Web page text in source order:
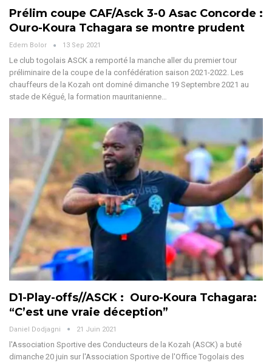
Prélim coupe CAF/Asck 3-0 Asac Concorde :
Ouro-Koura Tchagara se montre prudent
Edem Bolor 13 Sep 2021
Le club togolais ASCK a remporté la manche aller du premier tour
préliminaire de la coupe de la confédération saison 2021-2022. Les
chauffeurs de la Kozah ont dominé dimanche 19 Septembre 2021 au
stade de Kégué, la formation mauritanienne…
D1-Play-offs//ASCK : Ouro-Koura Tchagara:
“C’est une vraie déception”
Daniel Dodjagni 21 Juin 2021
l'Association Sportive des Conducteurs de la Kozah (ASCK) a buté
dimanche 20 juin sur l'Association Sportive de l'Office Togolais des